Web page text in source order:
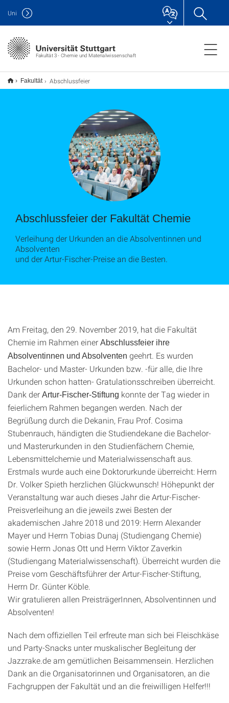
Fakultät 3 - Chemie und Materialwissenschaft
Uni
Fakultät Abschlussfeier
Abschlussfeier der Fakultät Chemie
Verleihung der Urkunden an die Absolventinnen und
Absolventen
und der Artur-Fischer-Preise an die Besten.
Am Freitag, den 29. November 2019, hat die Fakultät
Chemie im Rahmen einer Abschlussfeier ihre
Absolventinnen und Absolventen geehrt. Es wurden
Bachelor- und Master- Urkunden bzw. -für alle, die Ihre
Urkunden schon hatten- Gratulationsschreiben überreicht.
Dank der Artur-Fischer-Stiftung konnte der Tag wieder in
feierlichem Rahmen begangen werden. Nach der
Begrüßung durch die Dekanin, Frau Prof. Cosima
Stubenrauch, händigten die Studiendekane die Bachelor-
und Masterurkunden in den Studienfächern Chemie,
Lebensmittelchemie und Materialwissenschaft aus.
Erstmals wurde auch eine Doktorurkunde überreicht: Herrn
Dr. Volker Spieth herzlichen Glückwunsch! Höhepunkt der
Veranstaltung war auch dieses Jahr die Artur-Fischer-
Preisverleihung an die jeweils zwei Besten der
akademischen Jahre 2018 und 2019: Herrn Alexander
Mayer und Herrn Tobias Dunaj (Studiengang Chemie)
sowie Herrn Jonas Ott und Herrn Viktor Zaverkin
(Studiengang Materialwissenschaft). Überreicht wurden die
Preise vom Geschäftsführer der Artur-Fischer-Stiftung,
Herrn Dr. Günter Köble.
Wir gratulieren allen PreisträgerInnen, Absolventinnen und
Absolventen!
Nach dem offiziellen Teil erfreute man sich bei Fleischkäse
und Party-Snacks unter muskalischer Begleitung der
Jazzrake.de am gemütlichen Beisammensein. Herzlichen
Dank an die Organisatorinnen und Organisatoren, an die
Fachgruppen der Fakultät und an die freiwilligen Helfer!!!